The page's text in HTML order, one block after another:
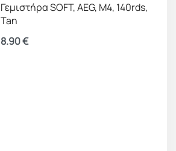
Γεμιστήρα SOFT, AEG, M4, 140rds,
Tan
8.90€